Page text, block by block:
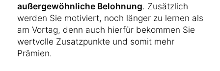
außergewöhnliche Belohnung. Zusätzlich
werden Sie motiviert, noch länger zu lernen als
am Vortag, denn auch hierfür bekommen Sie
wertvolle Zusatzpunkte und somit mehr
Prämien.